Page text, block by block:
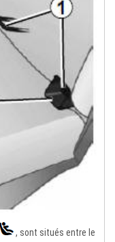
, sont situés entre le